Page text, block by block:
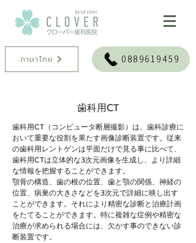
ภาษาไทย 0889619459
歯科用CT
歯科用CT（コンピュータ断層撮影）は、歯科診療に
おいて重要な役割を果たす画像診断装置です。従来
の歯科用レントゲンは平面だけで見る事に比べて、
歯科用CTは立体的な3次元画像を生成し、より詳細
な情報を把握することができます。
顎骨の構造、歯の根の位置、歯と顎の関係、神経の
位置、病巣の大きさなどを3次元で詳細に映し出す
ことができます。それにより精密な診断と治療計画
をたてることができます。特に複雑な症例や精密な
治療が求められる場合には、欠かす事のできない診
断装置です。